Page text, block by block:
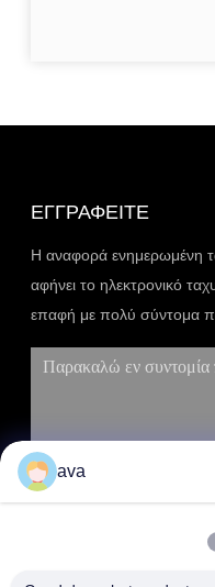
ΕΓΓΡΑΦΕΊΤΕ
Η αναφορά ενημερωμένη
αφήνει το ηλεκτρονικό
επαφή με πολύ σύντομα παρουσιάστε τον πιό lastest
κατάλογο.
ava